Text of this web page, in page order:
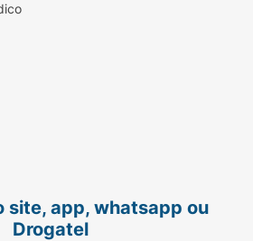
site, app, whatsapp ou
Drogatel